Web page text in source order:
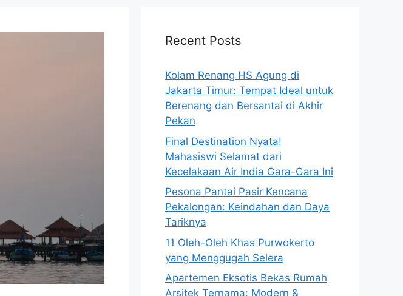
Recent Posts
Kolam Renang HS Agung di
Jakarta Timur: Tempat Ideal untuk
Berenang dan Bersantai di Akhir
Pekan
Final Destination Nyata!
Mahasiswi Selamat dari
Kecelakaan Air India Gara-Gara Ini
Pesona Pantai Pasir Kencana
Pekalongan: Keindahan dan Daya
Tariknya
11 Oleh-Oleh Khas Purwokerto
yang Menggugah Selera
Apartemen Eksotis Bekas Rumah
Arsitek Ternama: Modern &